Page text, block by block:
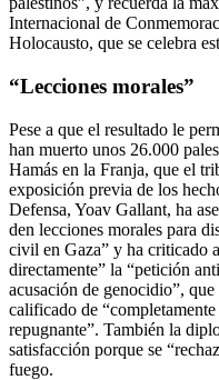
Internacional de
Holocausto, que se celebra
“Lecciones morales”
Pese a que el resultado le
han muerto unos 26.000
Hamás en la Franja, que el
exposición previa de los
Defensa, Yoav Gallant, ha
den lecciones morales para
civil en Gaza” y ha criticado
directamente” la “petición
acusación de genocidio”,
calificado de
repugnante”. También la
satisfacción porque se
fuego.